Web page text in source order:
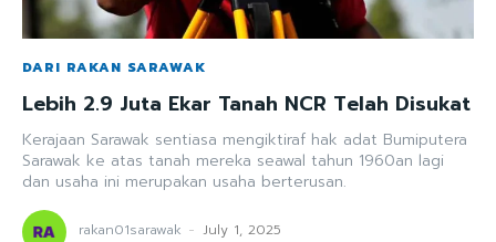
DARI RAKAN SARAWAK
Lebih 2.9 Juta Ekar Tanah NCR Telah Disukat
Kerajaan Sarawak sentiasa mengiktiraf hak adat Bumiputera
Sarawak ke atas tanah mereka seawal tahun 1960an lagi
dan usaha ini merupakan usaha berterusan.
rakan01sarawak - July 1, 2025